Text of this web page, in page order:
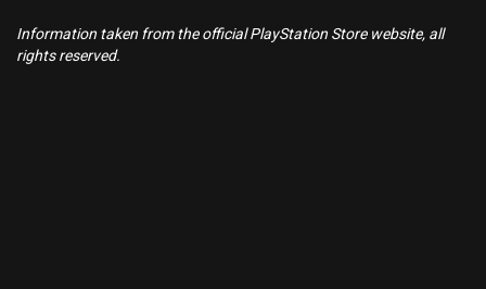
Information taken from the official PlayStation Store website, all
rights reserved.